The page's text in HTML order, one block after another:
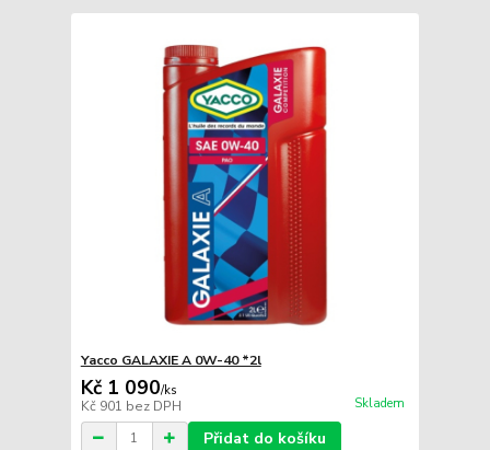
Yacco GALAXIE A 0W-40 *2l
Kč 1 090/ks
Kč 901 bez DPH Skladem
Přidat do košíku